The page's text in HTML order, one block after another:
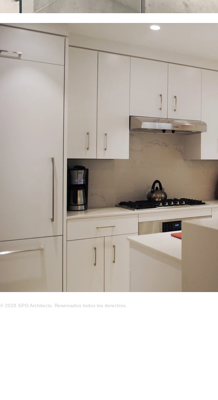
© 2026 SPG Architects. Reservados todos los derechos.